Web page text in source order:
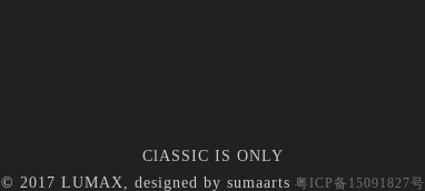
ClASSIC IS ONLY
© 2017 LUMAX, designed bysumaarts 粤ICP备15091827号